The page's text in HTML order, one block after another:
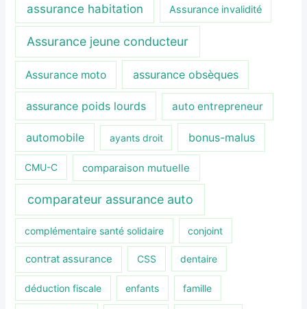
assurance habitation Assurance invalidité
Assurance jeune conducteur
Assurance moto assurance obsèques
assurance poids lourds auto entrepreneur
automobile ayants droit bonus-malus
CMU-C comparaison mutuelle
comparateur assurance auto
complémentaire santé solidaire conjoint
contrat assurance CSS dentaire
déduction fiscale enfants famille